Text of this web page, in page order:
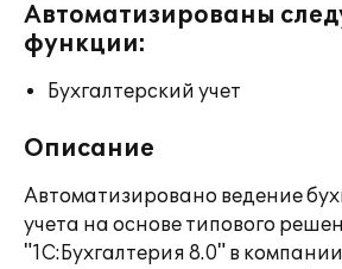
Автоматизированы
функции:
Бухгалтерский учет
Описание
Автоматизировано ведение
учета на основе типового
"1С:Бухгалтерия 8.0" в